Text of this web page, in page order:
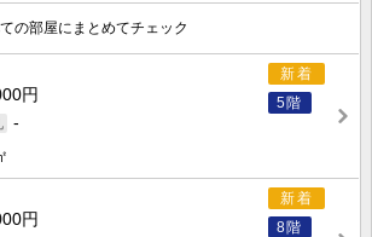
の部屋にまとめてチェック
新着
5階
円
-
新着
8階
円